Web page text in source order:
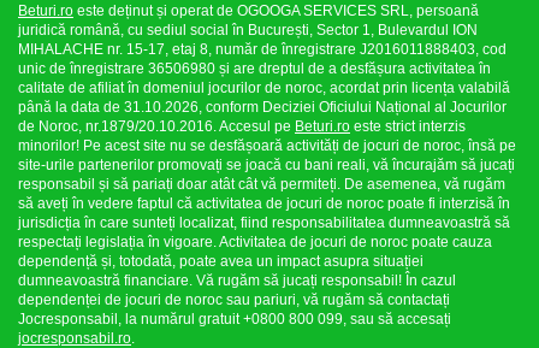
Beturi.ro este deținut și operat de OGOOGA SERVICES SRL, persoană
juridică română, cu sediul social în București, Sector 1, Bulevardul ION
MIHALACHE nr. 15-17, etaj 8, număr de înregistrare J2016011888403, cod
unic de înregistrare 36506980 și are dreptul de a desfășura activitatea în
calitate de afiliat în domeniul jocurilor de noroc, acordat prin licența valabilă
până la data de 31.10.2026, conform Deciziei Oficiului Național al Jocurilor
de Noroc, nr.1879/20.10.2016. Accesul pe Beturi.ro este strict interzis
minorilor! Pe acest site nu se desfășoară activități de jocuri de noroc, însă pe
site-urile partenerilor promovați se joacă cu bani reali, vă încurajăm să jucați
responsabil și să pariați doar atât cât vă permiteți. De asemenea, vă rugăm
să aveți în vedere faptul că activitatea de jocuri de noroc poate fi interzisă în
jurisdicția în care sunteți localizat, fiind responsabilitatea dumneavoastră să
respectați legislația în vigoare. Activitatea de jocuri de noroc poate cauza
dependență și, totodată, poate avea un impact asupra situației
dumneavoastră financiare. Vă rugăm să jucați responsabil! În cazul
dependenței de jocuri de noroc sau pariuri, vă rugăm să contactați
Jocresponsabil, la numărul gratuit +0800 800 099, sau să accesați
jocresponsabil.ro